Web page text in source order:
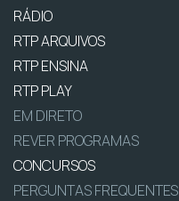
RÁDIO
RTP ARQUIVOS
RTP ENSINA
RTP PLAY
EM DIRETO
REVER PROGRAMAS
CONCURSOS
PERGUNTAS FREQUENTES